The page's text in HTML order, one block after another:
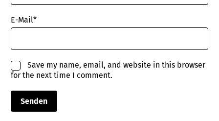
E-Mail*
Save my name, email, and website in this browser
for the next time I comment.